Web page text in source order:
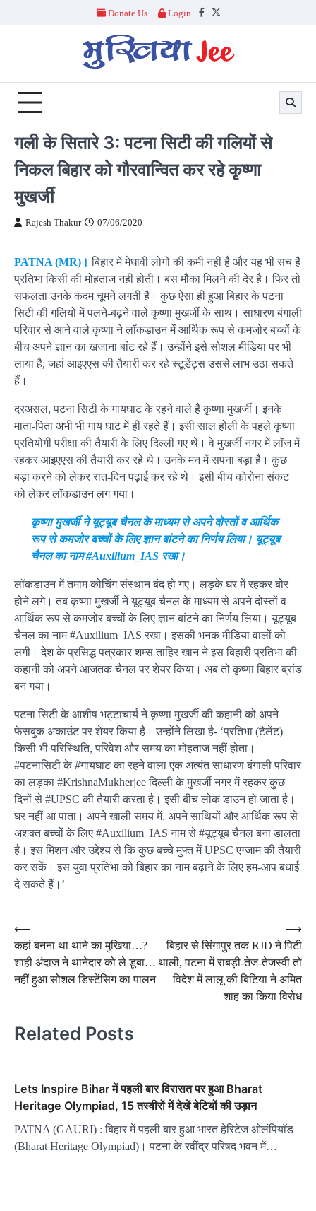
Donate Us Login
Facebook
Twitter
गली के सितारे 3: पटना सिटी की गलियों से
निकल बिहार को गौरवान्वित कर रहे कृष्णा
मुखर्जी
Rajesh Thakur 07/06/2020
PATNA (MR)। बिहार में मेधावी लोगों की कमी नहीं है और यह भी सच है
प्रतिभा किसी की मोहताज नहीं होती। बस मौका मिलने की देर है। फिर तो
सफलता उनके कदम चूमने लगती है। कुछ ऐसा ही हुआ बिहार के पटना
सिटी की गलियों में पलने-बढ़ने वाले कृष्णा मुखर्जी के साथ। साधारण बंगाली
परिवार से आने वाले कृष्णा ने लॉकडाउन में आर्थिक रूप से कमजोर बच्चों के
बीच अपने ज्ञान का खजाना बांट रहे हैं। उन्होंने इसे सोशल मीडिया पर भी
लाया है, जहां आइएएस की तैयारी कर रहे स्टूडेंट्स उससे लाभ उठा सकते
हैं।
दरअसल, पटना सिटी के गायघाट के रहने वाले हैं कृष्णा मुखर्जी। इनके
माता-पिता अभी भी गाय घाट में ही रहते हैं। इसी साल होली के पहले कृष्णा
प्रतियोगी परीक्षा की तैयारी के लिए दिल्ली गए थे। वे मुखर्जी नगर में लॉज में
रहकर आइएएस की तैयारी कर रहे ​थे। उनके मन में सपना बड़ा है। कुछ
बड़ा करने को लेकर रात-दिन पढ़ाई कर रहे थे। इसी बीच कोरोना संकट
को लेकर लॉकडाउन लग गया।
कृष्णा मुखर्जी ने यूट्यूब चैनल के माध्यम से अपने दोस्तों व आर्थिक
रूप से कमजोर बच्चों के लिए ज्ञान बांटने का निर्णय लिया। यूट्यूब
चैनल का नाम #Auxilium_IAS रखा।
लॉकडाउन में तमाम कोचिंग संस्थान बंद हो गए। लड़के घर में रहकर बोर
होने लगे। तब कृष्णा मुखर्जी ने यूट्यूब चैनल के माध्यम से अपने दोस्तों व
आर्थिक रूप से कमजोर बच्चों के लिए ज्ञान बांटने का निर्णय लिया। यूट्यूब
चैनल का नाम #Auxilium_IAS रखा। इसकी भनक मीडिया वालों को
लगी। देश के प्रसिद्ध पत्रकार शम्स ताहिर खान ने इस बिहारी प्रतिभा की
कहानी को अपने आजतक चैनल पर शेयर किया। अब तो कृष्णा बिहार ब्रांड
बन गया।
पटना सिटी के आशीष भट्टाचार्य ने कृष्णा मुखर्जी की कहानी को अपने
फेसबुक अकाउंट पर शेयर किया है। उन्होंने लिखा है- ‘प्रतिभा (टैलेंट)
किसी भी परिस्थिति, परिवेश और समय का मोहताज नहीं होता।
#पटनासिटी के #गायघाट का रहने वाला एक अत्यंत साधारण बंगाली परिवार
का लड़का #KrishnaMukherjee दिल्ली के मुखर्जी नगर में रहकर कुछ
दिनों से #UPSC की तैयारी करता है। इसी बीच लोक डाउन हो जाता है।
घर नहीं आ पाता। अपने खाली समय में, अपने साथियों और आर्थिक रूप से
अशक्त बच्चों के लिए #Auxilium_IAS नाम से #यूट्यूब चैनल बना डालता
है। इस मिशन और उद्देश्य से कि कुछ बच्चे मुफ्त में UPSC एग्जाम की तैयारी
कर सकें। इस युवा प्रतिभा को बिहार का नाम बढ़ाने के लिए हम-आप बधाई
दे सकते हैं।’
Post
navigation
⟵
कहां बनना था थाने का मुखिया…?
शाही अंदाज ने ​थानेदार को ले डूबा…
नहीं हुआ सोशल डिस्टेंसिग का पालन
बिहार से सिंगापुर तक RJD ने पिटी
थाली, पटना में राबड़ी-तेज-तेजस्वी तो
विदेश में लालू की बिटिया ने अमित
शाह का किया विरोध
⟶
Related Posts
Lets Inspire Bihar में पहली बार विरासत पर हुआ Bharat
Heritage Olympiad, 15 तस्वीरों में देखें बेटियों की उड़ान
PATNA (GAURI) : बिहार में पहली बार हुआ भारत हेरिटेज ओलंपियाॅड
(Bharat Heritage Olympiad)। पटना के रवींद्र परिषद भवन में…